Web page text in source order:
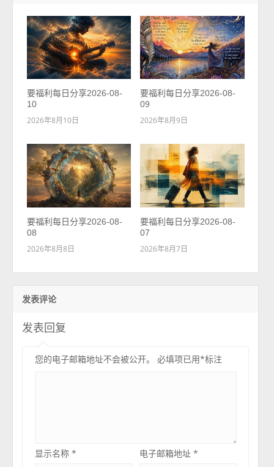
要福利每日分享2026-08-
10
2026年8月10日
要福利每日分享2026-08-
09
2026年8月9日
要福利每日分享2026-08-
08
2026年8月8日
要福利每日分享2026-08-
07
2026年8月7日
发表评论
发表回复
您的电子邮箱地址不会被公开。 必填项已用*标注
显示名称* 电子邮箱地址*